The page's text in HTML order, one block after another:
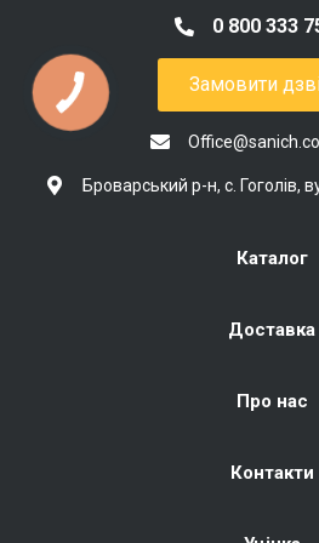
0 800 333
Замовити
Броварський р-н, с. Гоголів,
Каталог
Доставка
Про нас
Контакти